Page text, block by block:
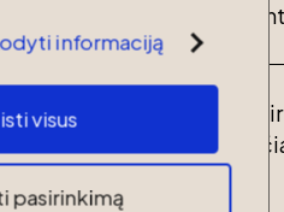
informaciją
visus
pasirinkimą
lygiomis dalimis
Darbo sąlygų keitimas
ką sako Lietuvos
Teismas?